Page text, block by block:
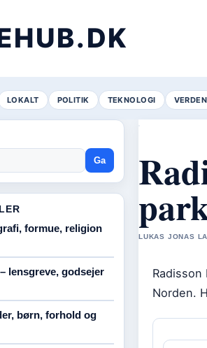
LOKALT POLITIK TEKNOLOGI VERDEN
LUKAS JONAS
Norden.
Ga
formue, religion
lensgreve, godsejer
børn, forhold og